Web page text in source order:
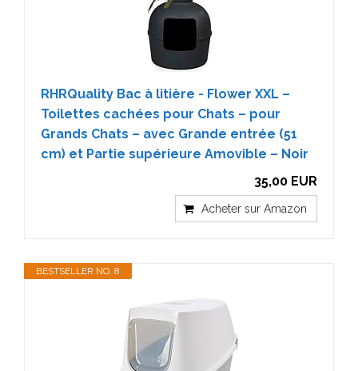
RHRQuality Bac à litière - Flower XXL –
Toilettes cachées pour Chats – pour
Grands Chats – avec Grande entrée (51
cm) et Partie supérieure Amovible – Noir
35,00 EUR
Acheter sur Amazon
BESTSELLER NO. 8